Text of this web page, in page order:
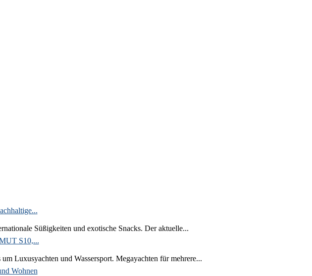
Süßigkeiten und exotische Snacks. Der aktuelle...
S10,...
Luxusyachten und Wassersport. Megayachten für mehrere...
Wohnen